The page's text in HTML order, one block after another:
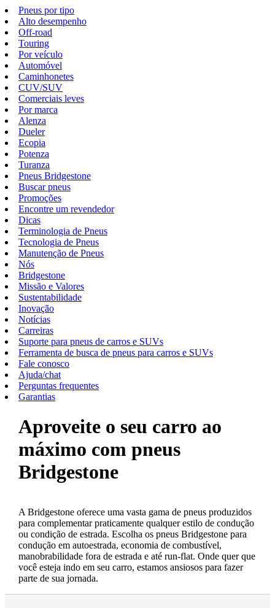
Pneus por tipo
Alto desempenho
Off-road
Touring
Por veículo
Automóvel
Caminhonetes
CUV/SUV
Comerciais leves
Por marca
Alenza
Dueler
Ecopia
Potenza
Turanza
Pneus Bridgestone
Buscar pneus
Promoções
Encontre um revendedor
Dicas
Terminologia de Pneus
Tecnologia de Pneus
Manutenção de Pneus
Nós
Bridgestone
Missão e Valores
Sustentabilidade
Inovação
Notícias
Carreiras
Suporte para pneus de carros e SUVs
Ferramenta de busca de pneus para carros e SUVs
Fale conosco
Ajuda/chat
Perguntas frequentes
Garantias
Aproveite o seu carro ao
máximo com pneus
Bridgestone
A Bridgestone oferece uma vasta gama de pneus produzidos
para complementar praticamente qualquer estilo de condução
ou condição de estrada. Escolha os pneus Bridgestone para
condução em autoestrada, economia de combustível,
manobrabilidade fora de estrada e até run-flat. Onde quer que
você esteja indo em seu carro, estamos ansiosos para fazer
parte de sua jornada.